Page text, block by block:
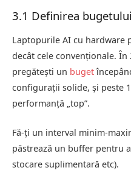
3.1 Definirea bugetului
Laptopurile AI cu hardware
decât cele convenționale. În
pregătești un buget
configurații solide, și peste
performanță „top”.
Fă-ți un interval minim-
păstrează un buffer pentru
stocare suplimentară etc).